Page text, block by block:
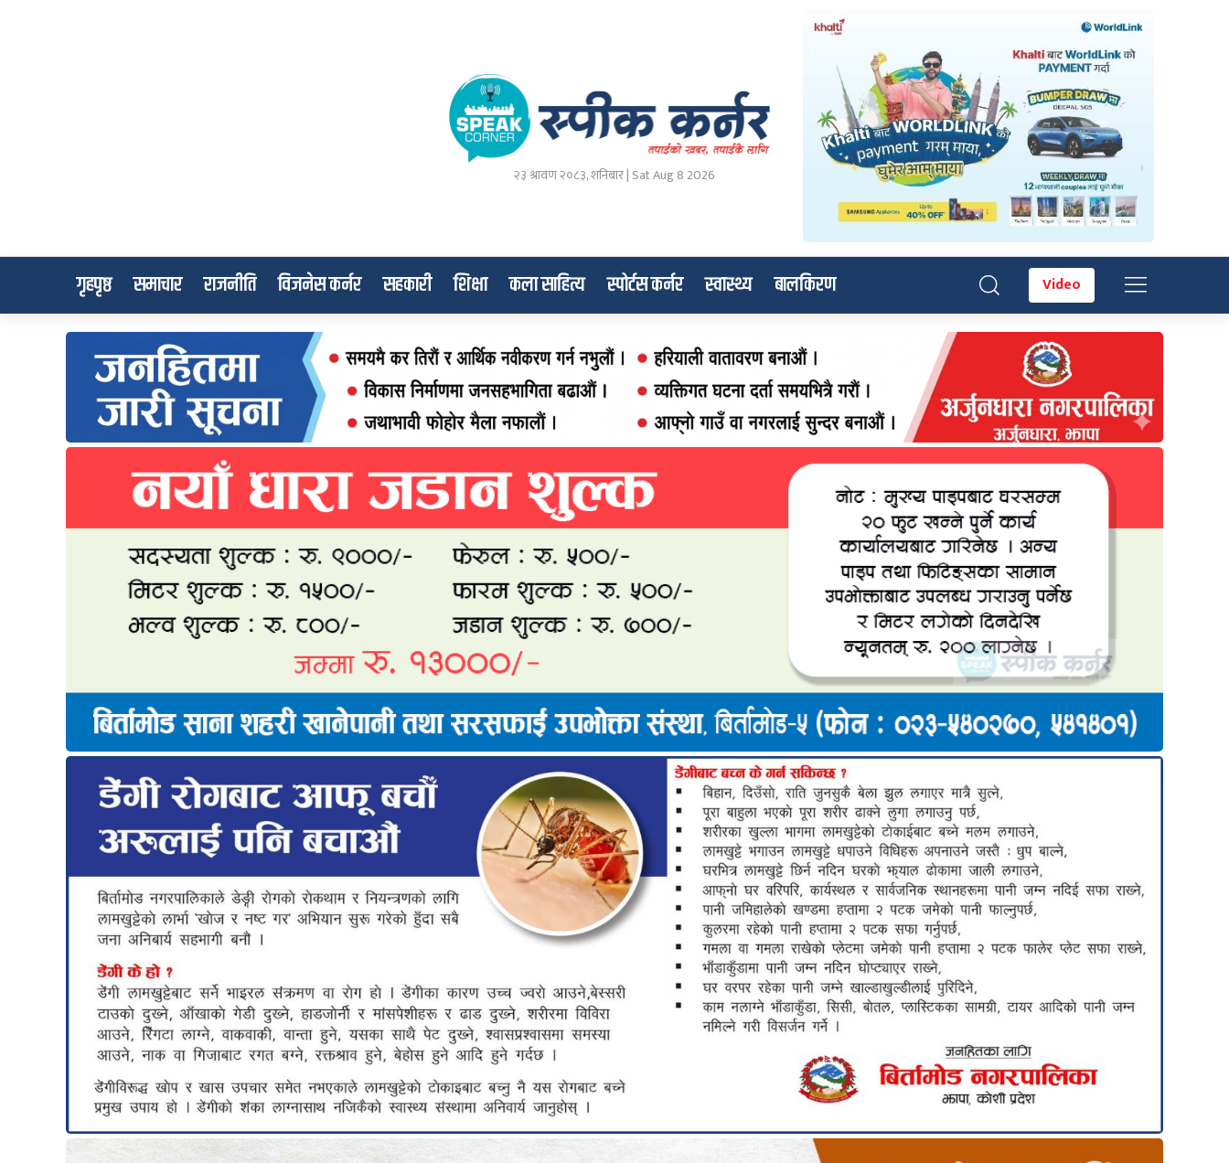
२३ श्रावण २०८३, शनिबार | Sat Aug 8 2026
गृहपृष्ठ समाचार राजनीति विजनेस कर्नर सहकारी शिक्षा कला साहित्य स्पोर्टस कर्नर स्वास्थ्य बालकिरण Video